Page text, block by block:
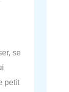
se
petit